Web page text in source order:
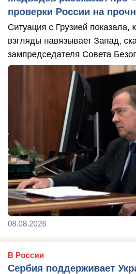
проверки России на
Ситуация с Грузией показала,
взгляды навязывает Запад,
зампредседателя Совета
08.08.2026
В России
Сербия поддерживает